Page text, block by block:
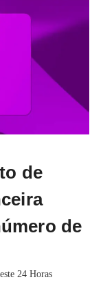
de
de
24 Horas